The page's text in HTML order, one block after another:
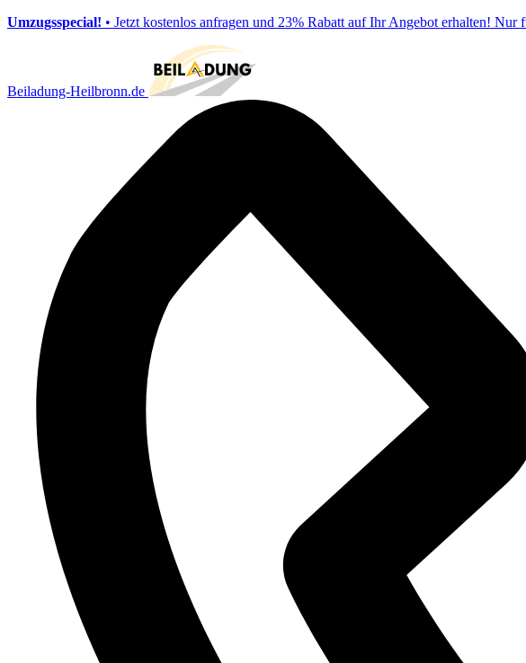
Umzugsspecial! • Jetzt kostenlos anfragen und 23% Rabatt auf Ihr Angebot erhalten! Nur
Beiladung-Heilbronn.de